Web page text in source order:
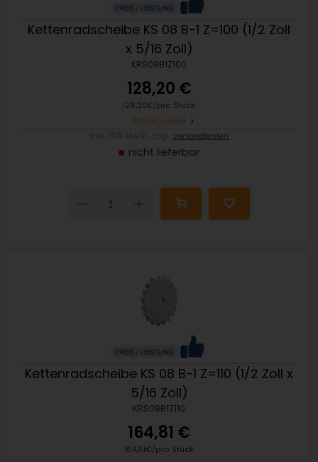
Kettenradscheibe KS 08 B-1 Z=100 (1/2 Zoll
x 5/16 Zoll)
KRS08B1Z100
128,20 €
128,20€/pro Stück
Stückpreise
Versandkosten
nicht lieferbar
Down
Kettenradscheibe KS 08 B-1 Z=110 (1/2 Zoll x
5/16 Zoll)
KRS08B1Z110
164,81 €
164,81€/pro Stück